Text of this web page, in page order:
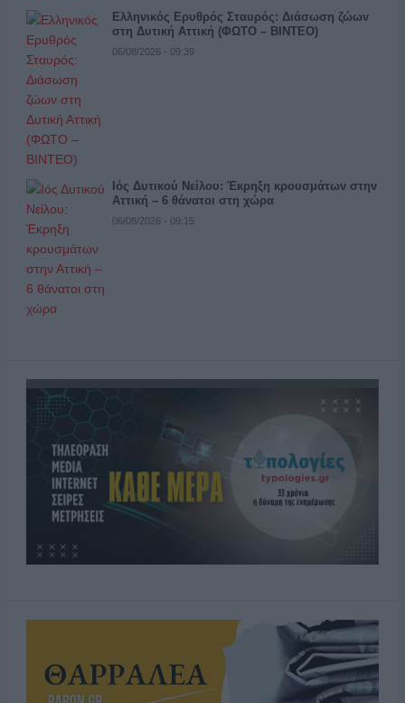
Ελληνικός Ερυθρός Σταυρός: Διάσωση ζώων
στη Δυτική Αττική (ΦΩΤΟ – ΒΙΝΤΕΟ)
06/08/2026 - 09:39
Ιός Δυτικού Νείλου: Έκρηξη κρουσμάτων στην
Αττική – 6 θάνατοι στη χώρα
06/08/2026 - 09:15